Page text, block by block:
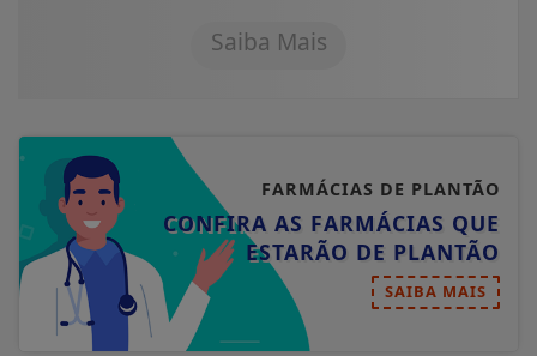
Saiba Mais
FARMÁCIAS DE PLANTÃO
CONFIRA AS FARMÁCIAS QUE
ESTARÃO DE PLANTÃO
SAIBA MAIS